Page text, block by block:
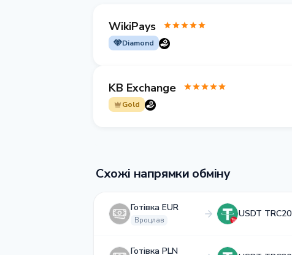
WikiPays
Diamond
KB Exchange
Gold
Схожі напрямки обміну
Готівка EUR
Вроцлав
USDT TRC20
Готівка PLN